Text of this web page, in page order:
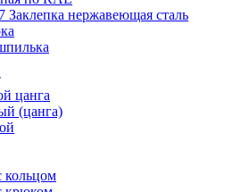
Заклепка нержавеющая сталь
цанга
(цанга)